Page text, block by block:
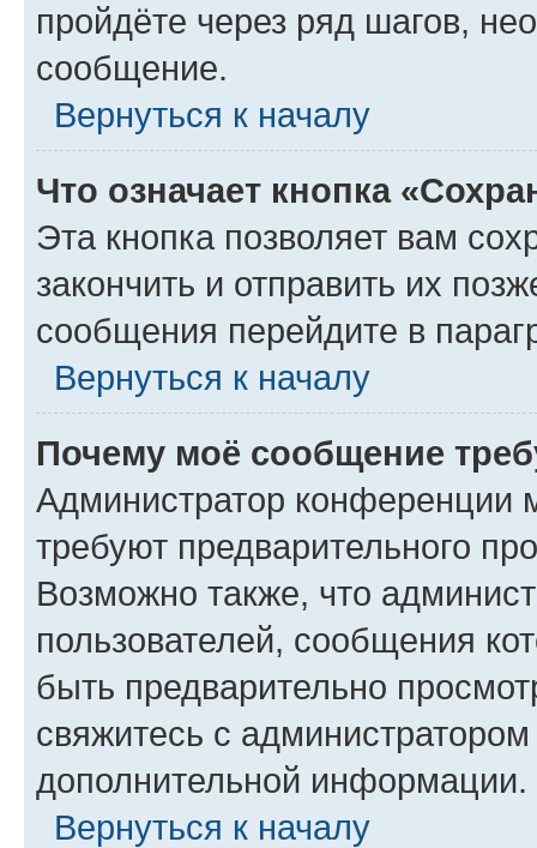
пройдёте через ряд шагов,
сообщение.
Вернуться к началу
Что означает кнопка
Эта кнопка позволяет вам
закончить и отправить их
сообщения перейдите в
Вернуться к началу
Почему моё сообщение
Администратор конференции
требуют предварительного
Возможно также, что
пользователей, сообщения
быть предварительно
свяжитесь с
дополнительной информации.
Вернуться к началу